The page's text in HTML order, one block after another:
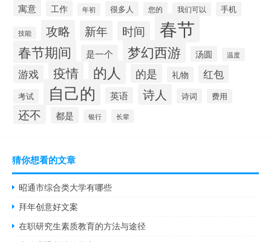
寓意 工作 年初 很多人 您的 我们可以 手机
技能 攻略 新年 时间 春节
春节期间 是一个 梦幻西游 汤圆 温度
游戏 疫情 的人 的是 礼物 红包
考试 自己的 英语 诗人 诗词 费用
还不 都是 银行 长辈
猜你想看的文章
昭通市综合类大学有哪些
拜年创意好文案
在职研究生素质教育的方法与途径